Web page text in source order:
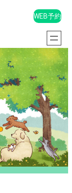
WEB予約